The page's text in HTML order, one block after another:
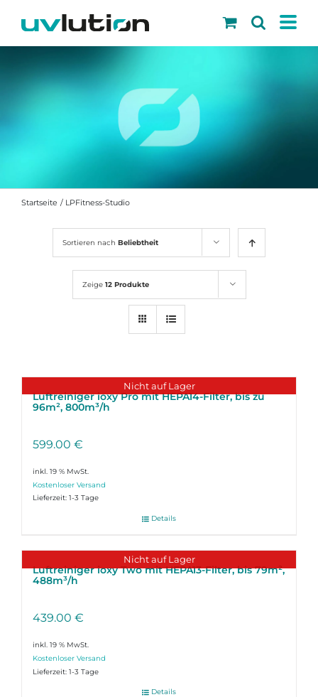
Startseite LPFitness-Studio
Sortieren nach Beliebtheit
Zeige 12 Produkte
Nicht auf Lager
Luftreiniger ioxy Pro mit HEPA14-Filter, bis zu
96m², 800m³/h
599.00 €
inkl. 19 % MwSt.
Lieferzeit: 1-3 Tage
Details
Nicht auf Lager
Luftreiniger ioxy Two mit HEPA13-Filter, bis 79m²,
488m³/h
439.00 €
inkl. 19 % MwSt.
Lieferzeit: 1-3 Tage
Details